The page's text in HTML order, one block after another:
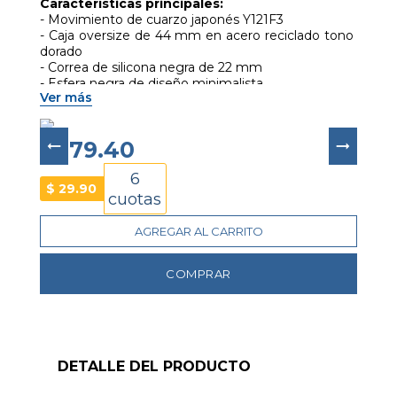
Características principales:
- Movimiento de cuarzo japonés Y121F3
- Caja oversize de 44 mm en acero reciclado tono
dorado
- Correa de silicona negra de 22 mm
- Esfera negra de diseño minimalista
- Cristal mineral resistente
- Resistencia al agua: 50 metros
Ver más
$ 179.40
$29.90
6
cuotas
AGREGAR AL CARRITO
COMPRAR
DETALLE DEL PRODUCTO